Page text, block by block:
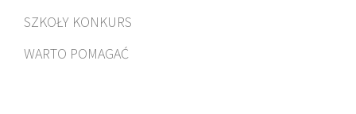
SZKOŁY KONKURS
WARTO POMAGAĆ